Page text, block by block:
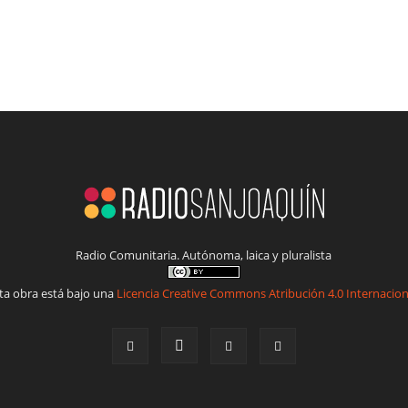
Radio Comunitaria. Autónoma, laica y pluralista
obra está bajo una Licencia Creative Commons Atribución 4.0